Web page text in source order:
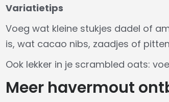
Variatietips
Voeg wat kleine stukjes dadel of
is, wat cacao nibs, zaadjes of
Ook lekker in je scrambled oats:
Meer havermout